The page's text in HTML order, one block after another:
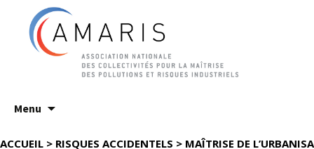
Menu
au
ACCUEIL > RISQUES ACCIDENTELS > MAÎTRISE DE